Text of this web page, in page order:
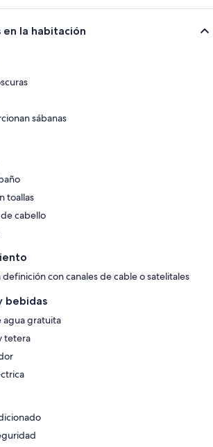
la habitación
sábanas
toallas
cabello
definición con canales de cable o satelitales
bebidas
agua gratuita
tetera